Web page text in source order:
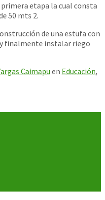
etapa la cual consta
50 mts 2.
de una estufa con
finalmente instalar riego
Caimapu en Educación,